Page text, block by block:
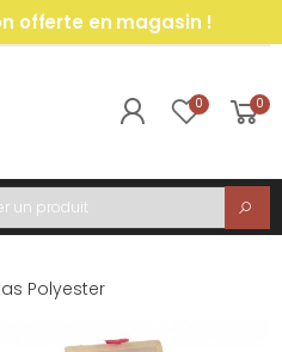
offerte en magasin !
0 0
Polyester